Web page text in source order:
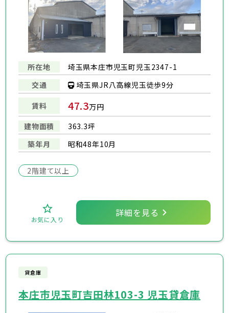
所在地
埼玉県本庄市児玉町児玉2347-1
交通
埼玉県JR八高線児玉徒歩9分
賃料 47.3万円
建物面積
363.3坪
築年月
昭和48年10月
2階建て以上
お気に入り
詳細を見る
貸倉庫
本庄市児玉町吉田林103-3 児玉貸倉庫